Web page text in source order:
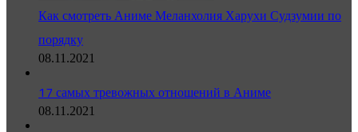
Как смотреть Аниме Меланхолия Харухи Судзумии по
порядку
08.11.2021
17 самых тревожных отношений в Аниме
08.11.2021